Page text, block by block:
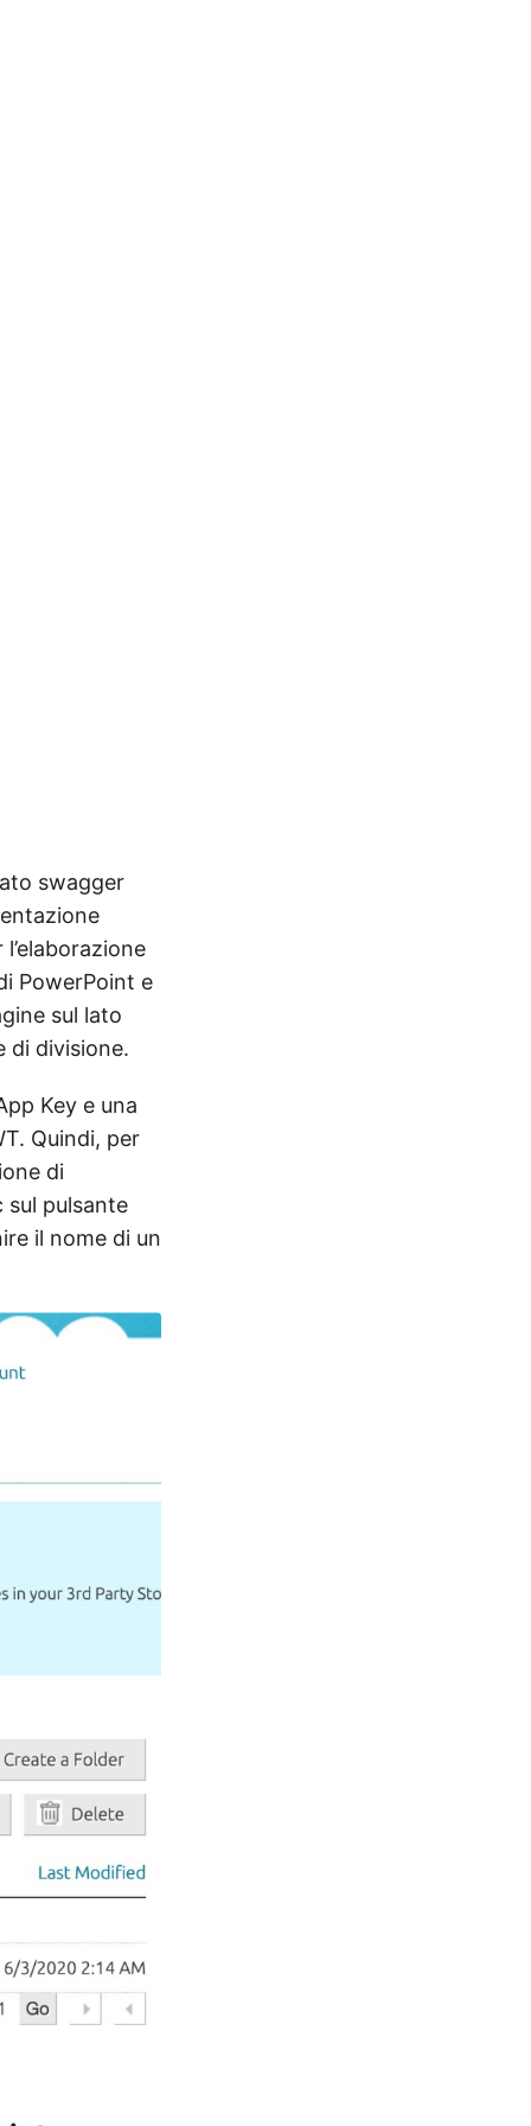
swagger
PowerPoint e
sul lato
di divisione.
Key e una
Quindi, per
di
pulsante
il nome di un